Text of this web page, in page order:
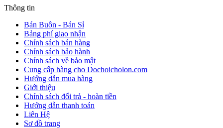
Thông tin
Bán Buôn - Bán Sỉ
Bảng phí giao nhận
Chính sách bán hàng
Chính sách bảo hành
Chính sách về bảo mật
Cung cấp hàng cho Dochoicholon.com
Hướng dẫn mua hàng
Giới thiệu
Chính sách đổi trả - hoàn tiền
Hướng dẫn thanh toán
Liên Hệ
Sơ đồ trang